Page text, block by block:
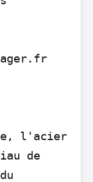
l'acier
de